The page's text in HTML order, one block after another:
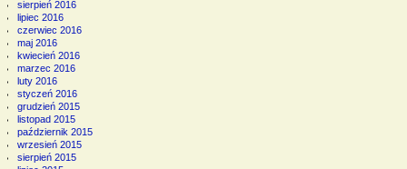
sierpień 2016
lipiec 2016
czerwiec 2016
maj 2016
kwiecień 2016
marzec 2016
luty 2016
styczeń 2016
grudzień 2015
listopad 2015
październik 2015
wrzesień 2015
sierpień 2015